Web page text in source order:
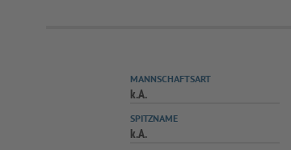
MANNSCHAFTSART
k.A.
SPITZNAME
k.A.